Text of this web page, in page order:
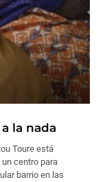
la nada
Toure está
centro para
barrio en las